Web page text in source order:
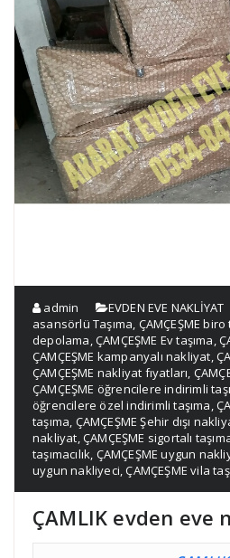
admin EVDEN EVE NAKLİYAT
asansörlü Taşıma, ÇAMÇEŞME biro
depolama,ÇAMÇEŞME Ev taşıma,
ÇAMÇEŞME kampanyalı nakliyat,
ÇAMÇEŞME nakliyat fıyatları,
ÇAMÇEŞME öğrencilere indirimli
öğrencilere özel indirimli taşıma,
taşıma, ÇAMÇEŞME Şehir dışı
nakliyat,ÇAMÇEŞME sigortalı
taşımacılık, ÇAMÇEŞME uygun
uygun nakliyeci,ÇAMÇEŞME vila
ÇAMLIK evden eve